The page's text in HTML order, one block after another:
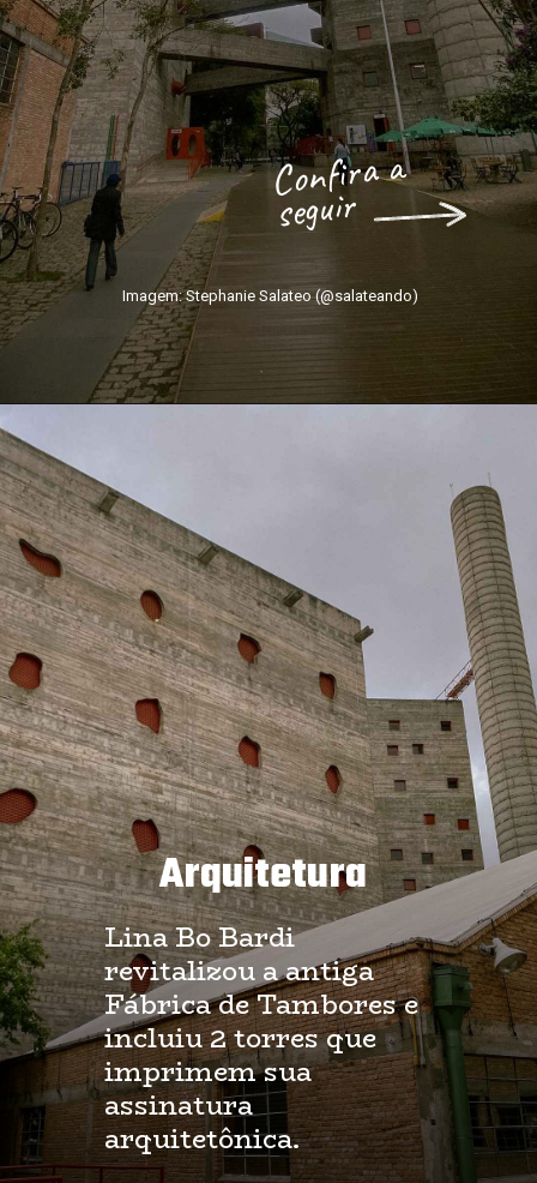
Confira a
seguir
Imagem: Stephanie Salateo (@salateando)
Arquitetura
Lina Bo Bardi
revitalizou a antiga
Fábrica de Tambores e
incluiu 2 torres que
imprimem sua
assinatura
arquitetônica.